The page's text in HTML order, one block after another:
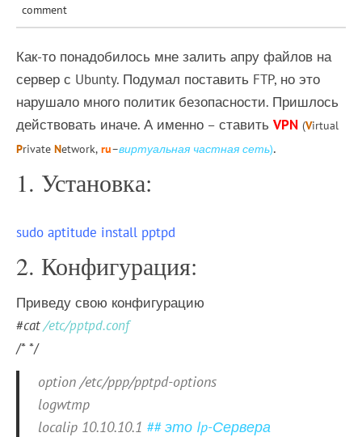
comment
Как-то понадобилось мне залить апру файлов на
сервер с Ubunty. Подумал поставить FTP, но это
нарушало много политик безопасности. Пришлось
действовать иначе. А именно – ставитьVPN (Virtual
PrivateNetwork, ru–виртуальная частная сеть).
1. Установка:
sudo aptitude install pptpd
2. Конфигурация:
Приведу свою конфигурацию
#cat/etc/pptpd.conf
/* */
option /etc/ppp/pptpd-options
logwtmp
localip 10.10.10.1 ## это Ip-Сервера